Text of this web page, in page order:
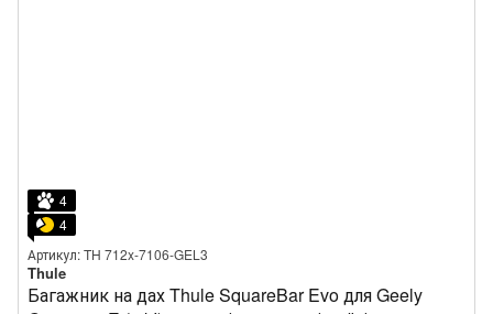
4
4
Артикул: TH 712x-7106-GEL3
Thule
Багажник на дах Thule SquareBar Evo для Geely